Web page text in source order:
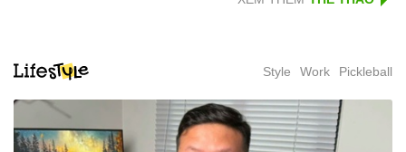
Style Work Pickleball